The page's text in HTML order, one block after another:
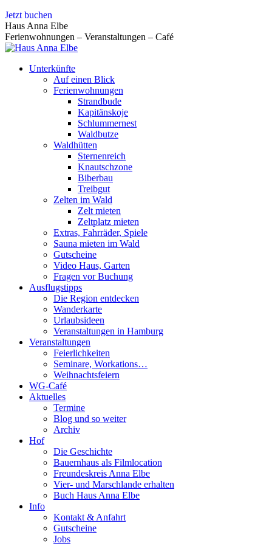
Zum
Inhalt
springen
Jetzt buchen
Haus Anna Elbe
Ferienwohnungen – Veranstaltungen – Café
Unterkünfte
Auf einen Blick
Ferienwohnungen
Strandbude
Kapitänskoje
Schlummernest
Waldbutze
Waldhütten
Sternenreich
Knautschzone
Biberbau
Treibgut
Zelten im Wald
Zelt mieten
Zeltplatz mieten
Extras, Fahrräder, Spiele
Sauna mieten im Wald
Gutscheine
Video Haus, Garten
Fragen vor Buchung
Ausflugstipps
Die Region entdecken
Wanderkarte
Urlaubsideen
Veranstaltungen in Hamburg
Veranstaltungen
Feierlichkeiten
Seminare, Workations…
Weihnachtsfeiern
WG-Café
Aktuelles
Termine
Blog und so weiter
Archiv
Hof
Die Geschichte
Bauernhaus als Filmlocation
Freundeskreis Anna Elbe
Vier- und Marschlande erhalten
Buch Haus Anna Elbe
Info
Kontakt & Anfahrt
Gutscheine
Jobs